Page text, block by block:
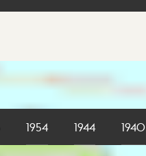
1954 1944 1940